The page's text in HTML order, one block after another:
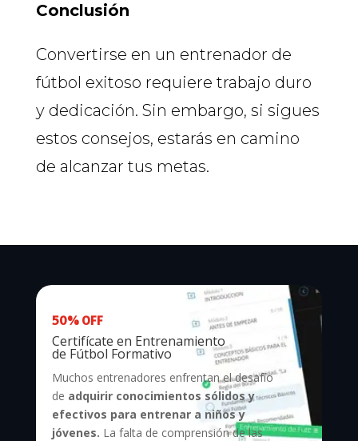
Conclusión
Convertirse en un entrenador de
fútbol exitoso requiere trabajo duro
y dedicación. Sin embargo, si sigues
estos consejos, estarás en camino
de alcanzar tus metas.
50% OFF
Certifícate en Entrenamiento
de Fútbol Formativo
Muchos entrenadores enfrentan el desafío
de adquirir conocimientos sólidos y
efectivos para entrenar a niños y
jóvenes. La falta de comprensión de las